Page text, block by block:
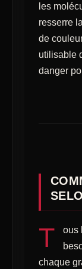
les
resserre
de
utilisable
danger
T
ous
chaque